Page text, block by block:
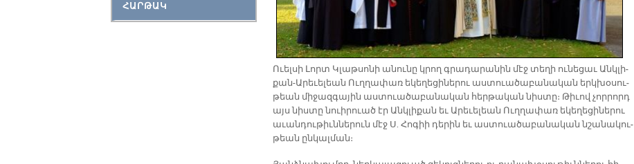
ՀԱՐԹԱԿ
Ո­ւել­սի Լորտ Կլաթ­սո­նի ա­նու­նը կրող գրա­դա­րա­նին մէջ տե­ղի ու­նե­ցաւ Անկ­լի­
քան-Ա­րե­ւե­լեան Ուղ­ղա­փառ ե­կե­ղե­ցի­նե­րու աս­տուա­ծա­բա­նա­կան երկ­խօ­սու­
թեան մի­ջազ­գա­յին աս­տուա­ծա­բա­նա­կան հեր­թա­կան նիս­տը։ Թի­ւով չոր­րորդ
այս նիս­տը նուի­րուած էր Անկ­լի­քան եւ Ա­րե­ւե­լեան Ուղ­ղա­փառ ե­կե­ղե­ցի­նե­րու
ա­ւան­դու­թիւն­նե­րուն մէջ Ս. Հո­գիի դե­րին եւ աս­տուա­ծա­բա­նա­կան նշա­նա­կու­
թեան ըն­կալ­ման։